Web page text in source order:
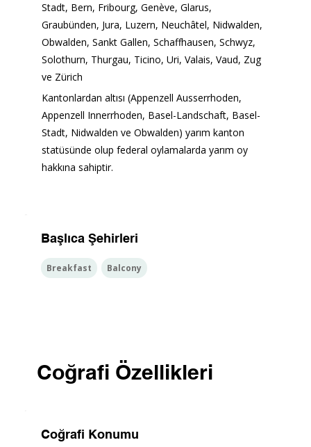
Stadt, Bern, Fribourg, Genève, Glarus,
Graubünden, Jura, Luzern, Neuchâtel, Nidwalden,
Obwalden, Sankt Gallen, Schaffhausen, Schwyz,
Solothurn, Thurgau, Ticino, Uri, Valais, Vaud, Zug
ve Zürich
Kantonlardan altısı (Appenzell Ausserrhoden,
Appenzell Innerrhoden, Basel-Landschaft, Basel-
Stadt, Nidwalden ve Obwalden) yarım kanton
statüsünde olup federal oylamalarda yarım oy
hakkına sahiptir.
Başlıca Şehirleri
Breakfast Balcony
Coğrafi Özellikleri
Coğrafi Konumu